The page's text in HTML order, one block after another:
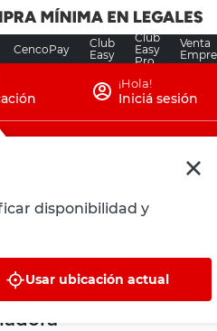
CencoPay
Club
Easy
Club
Easy
Pro
Venta
disponibilidad y
Usar ubicación actual
¡Hola!
Iniciá sesión
Servicios de
Salvia 1 Gr La